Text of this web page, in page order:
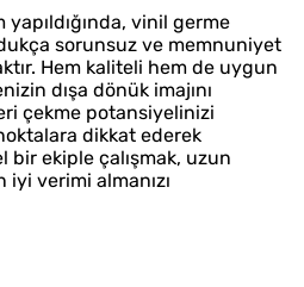
vinil germe
sorunsuz ve memnuniyet
Hem kaliteli hem de uygun
dışa dönük imajını
çekme potansiyelinizi
dikkat ederek
ekiple çalışmak, uzun
verimi almanızı